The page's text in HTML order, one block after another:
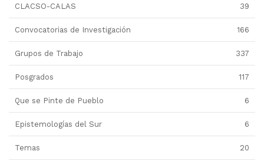
CLACSO-CALAS 39
Convocatorias de Investigación 166
Grupos de Trabajo 337
Posgrados 117
Que se Pinte de Pueblo 6
Epistemologías del Sur 6
Temas 20